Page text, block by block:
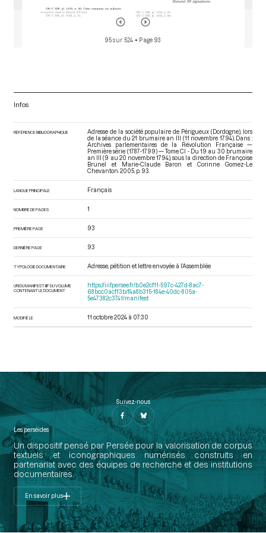
95 sur 524 • Page 93
Infos
RÉFÉRENCE BIBLIOGRAPHIQUE
Adresse de la société populaire de Périgueux (Dordogne), lors
de la séance du 21 brumaire an III (11 novembre 1794). Dans :
Archives parlementaires de la Révolution Française —
Première série (1787-1799) — Tome CI - Du 19 au 30 brumaire
an III (9 au 20 novembre 1794) , sous la direction de Françoise
Brunel et Marie-Claude Baron et Corinne Gomez-Le
Chevanton. 2005. p. 93.
LANGUE PRINCIPALE Français
NOMBRE DE PAGES 1
PREMIÈRE PAGE 93
DERNIÈRE PAGE 93
TYPOLOGIE DOCUMENTAIRE Adresse, pétition et lettre envoyée à l’Assemblée
URI DU MANIFEST IIIF DU VOLUME
CONTENANT LE DOCUMENT
https://iiif.persee.fr/b0e2cf11-597c-427d-8ac7-
68bcc0acf13b/f4a8b315-184e-40dc-805a-
5e47382c3741/manifest
MODIFIÉ LE 11 octobre 2024 à 07:30
Suivez-nous
Les perséides
Un dispositif pensé par Persée pour la valorisation de corpus
textuels et iconographiques numérisés construits en
partenariat avec des équipes de recherche et des institutions
documentaires.
En savoir plus